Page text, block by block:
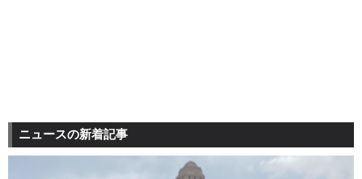
ニュースの新着記事